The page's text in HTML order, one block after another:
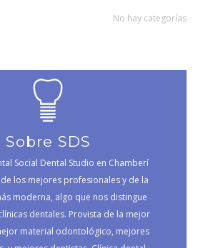
No hay categorías
Sobre SDS
Social Dental Studio en Chamberí
los mejores profesionales y de la
moderna, algo que nos distingue
dentales. Provista de la mejor
material odontológico, mejores